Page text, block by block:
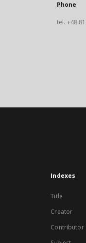
Phone
tel. +48
Indexes
Title
Creator
Contributor